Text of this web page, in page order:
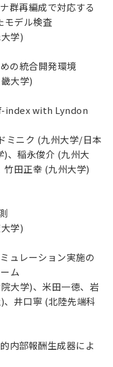
群再編成で対応する
デル検査
学)
の統合開発環境
大学)
index with Lyndon
ミニク (九州大学/日本
)、稲永俊介 (九州大
田正幸 (九州大学)
学)
ュレーション実施の
ム
大学)、米田一徳、岩
井口寧 (北陸先端科
内部報酬生成器によ